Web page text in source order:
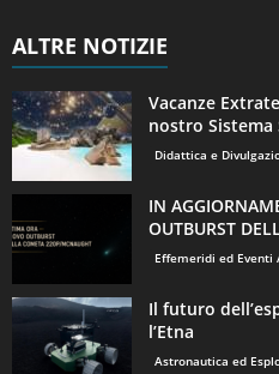
ALTRE NOTIZIE
Vacanze
nostro Sistema
Didattica e
IN
OUTBURST
Effemeridi ed Eventi
Il futuro
l’Etna
Astronautica ed